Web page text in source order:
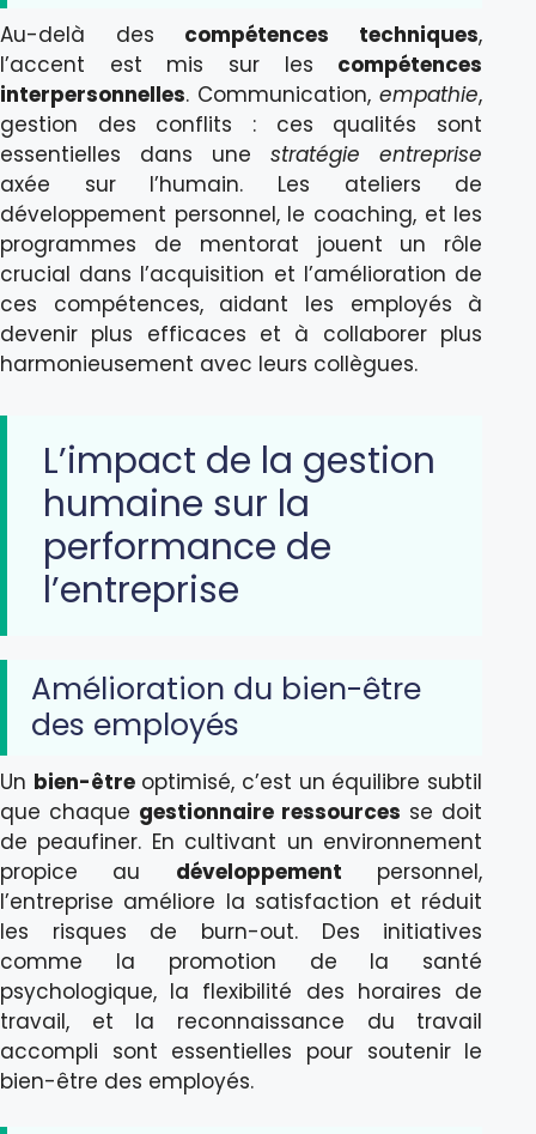
Au-delà des compétences techniques,
l’accent est mis sur les compétences
interpersonnelles. Communication,empathie,
gestion des conflits : ces qualités sont
essentielles dans unestratégie entreprise
axée sur l’humain. Les ateliers de
développement personnel, le coaching, et les
programmes de mentorat jouent un rôle
crucial dans l’acquisition et l’amélioration de
ces compétences, aidant les employés à
devenir plus efficaces et à collaborer plus
harmonieusement avec leurs collègues.
L’impact de la gestion
humaine sur la
performance de
l’entreprise
Amélioration du bien-être
des employés
Un bien-êtreoptimisé, c’est un équilibre subtil
que chaque gestionnaire ressources se doit
de peaufiner. En cultivant un environnement
propice au développement personnel,
l’entreprise améliore la satisfaction et réduit
les risques de burn-out. Des initiatives
comme la promotion de la santé
psychologique, la flexibilité des horaires de
travail, et la reconnaissance du travail
accompli sont essentielles pour soutenir le
bien-être des employés.